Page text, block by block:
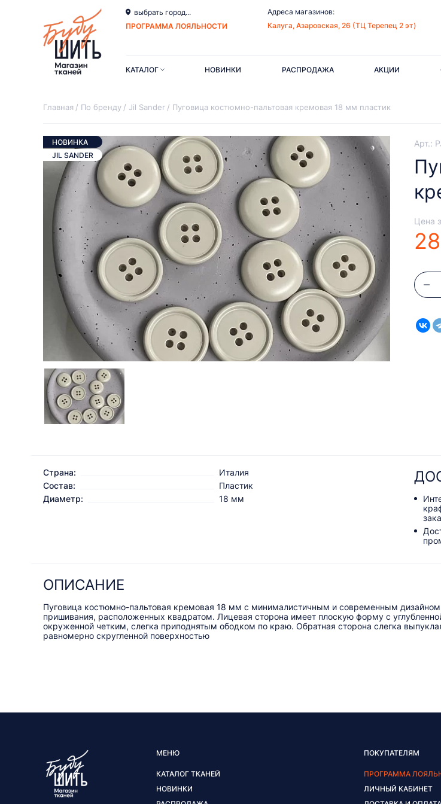
выбрать город...
ПРОГРАММА ЛОЯЛЬНОСТИ
Адреса магазинов:
Калуга, Азаровская, 26 (ТЦ Терепец 2 эт)
КАТАЛОГ НОВИНКИ РАСПРОДАЖА АКЦИИ
Главная По бренду Jil Sander Пуговица костюмно-пальтовая кремовая 18 мм пластик
Арт.:
Цена
НОВИНКА
JIL SANDER
Страна:
Италия
Состав:
Пластик
Диаметр:
18 мм
ОПИСАНИЕ
Пуговица костюмно-пальтовая кремовая 18 мм с минималистичным и современным
пришивания, расположенных квадратом. Лицевая сторона имеет плоскую форму с
окруженной четким, слегка приподнятым ободком по краю. Обратная сторона слегка
равномерно скругленной поверхностью
МЕНЮ
КАТАЛОГ ТКАНЕЙ
НОВИНКИ
ПОКУПАТЕЛЯМ
ПРОГРАММА
ЛИЧНЫЙ КАБИНЕТ